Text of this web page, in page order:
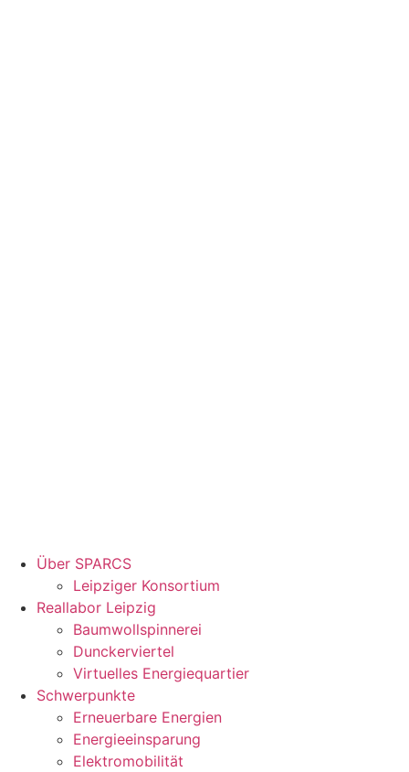
Über SPARCS
Leipziger Konsortium
Reallabor Leipzig
Baumwollspinnerei
Dunckerviertel
Virtuelles Energiequartier
Schwerpunkte
Erneuerbare Energien
Energieeinsparung
Elektromobilität